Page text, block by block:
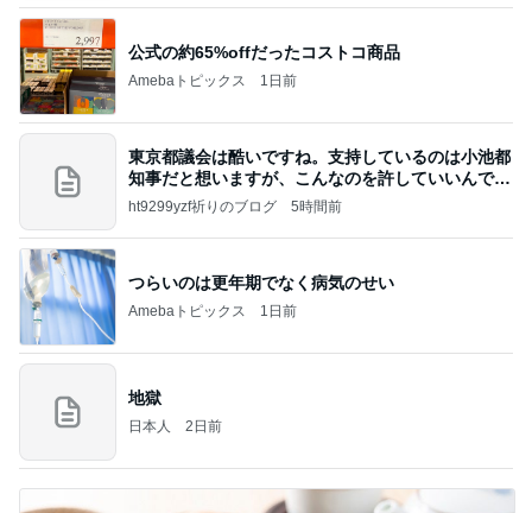
公式の約65%offだったコストコ商品
Amebaトピックス 1日前
東京都議会は酷いですね。支持しているのは小池都
知事だと想いますが、こんなのを許していいんです
か？
ht9299yzf祈りのブログ 5時間前
つらいのは更年期でなく病気のせい
Amebaトピックス 1日前
地獄
日本人 2日前